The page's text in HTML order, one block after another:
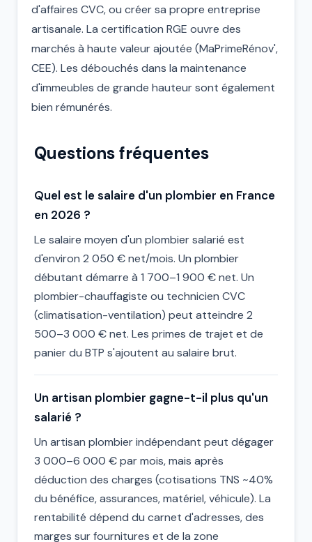
d'affaires CVC, ou créer sa propre entreprise
artisanale. La certification RGE ouvre des
marchés à haute valeur ajoutée (MaPrimeRénov',
CEE). Les débouchés dans la maintenance
d'immeubles de grande hauteur sont également
bien rémunérés.
Questions fréquentes
Quel est le salaire d'un plombier en France
en 2026 ?
Le salaire moyen d'un plombier salarié est
d'environ 2 050 € net/mois. Un plombier
débutant démarre à 1 700–1 900 € net. Un
plombier-chauffagiste ou technicien CVC
(climatisation-ventilation) peut atteindre 2
500–3 000 € net. Les primes de trajet et de
panier du BTP s'ajoutent au salaire brut.
Un artisan plombier gagne-t-il plus qu'un
salarié ?
Un artisan plombier indépendant peut dégager
3 000–6 000 € par mois, mais après
déduction des charges (cotisations TNS ~40%
du bénéfice, assurances, matériel, véhicule). La
rentabilité dépend du carnet d'adresses, des
marges sur fournitures et de la zone